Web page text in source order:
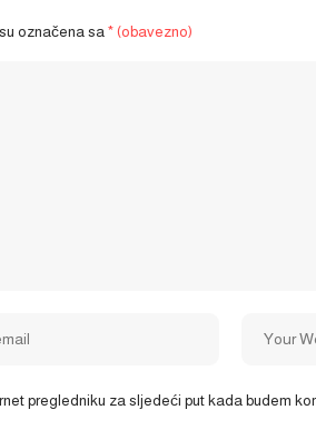
označena sa * (obavezno)
pregledniku za sljedeći put kada budem